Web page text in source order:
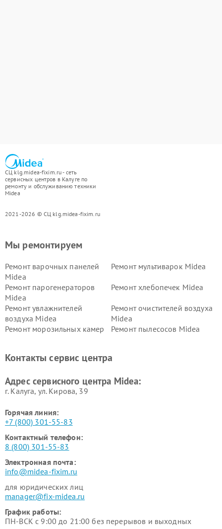
СЦ klg.midea-fixim.ru - сеть
сервисных центров в Калуге по
ремонту и обслуживанию техники
Midea
2021-2026 © СЦ klg.midea-fixim.ru
Мы ремонтируем
Ремонт варочных панелей
Midea
Ремонт мультиварок Midea
Ремонт парогенераторов
Midea
Ремонт хлебопечек Midea
Ремонт увлажнителей
воздуха Midea
Ремонт очистителей воздуха
Midea
Ремонт морозильных камер
Ремонт пылесосов Midea
пылесосов Midea
Midea
Контакты сервис центра
Адрес сервисного центра Midea:
г. Калуга, ул. Кирова, 39
Горячая линия:
+7 (800) 301-55-83
Контактный телефон:
8 (800) 301-55-83
Электронная почта:
info@midea-fixim.ru
для юридических лиц
manager@fix-midea.ru
График работы:
ПН-ВСК с 9:00 до 21:00 без перерывов и выходных